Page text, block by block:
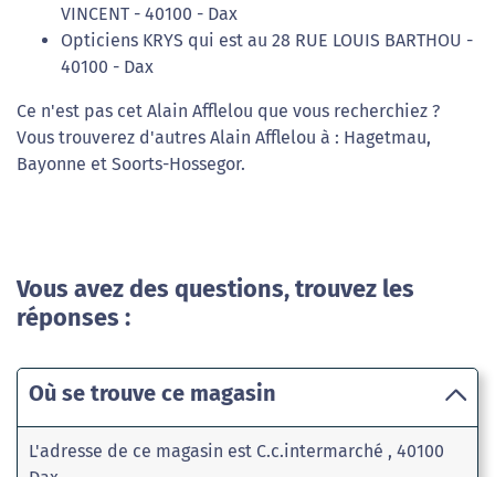
VINCENT - 40100 - Dax
Opticiens KRYS qui est au 28 RUE LOUIS BARTHOU -
40100 - Dax
Ce n'est pas cet Alain Afflelou que vous recherchiez ?
Vous trouverez d'autres Alain Afflelou à : Hagetmau,
Bayonne et Soorts-Hossegor.
Vous avez des questions, trouvez les
réponses :
Où se trouve ce magasin
L'adresse de ce magasin est C.c.intermarché , 40100